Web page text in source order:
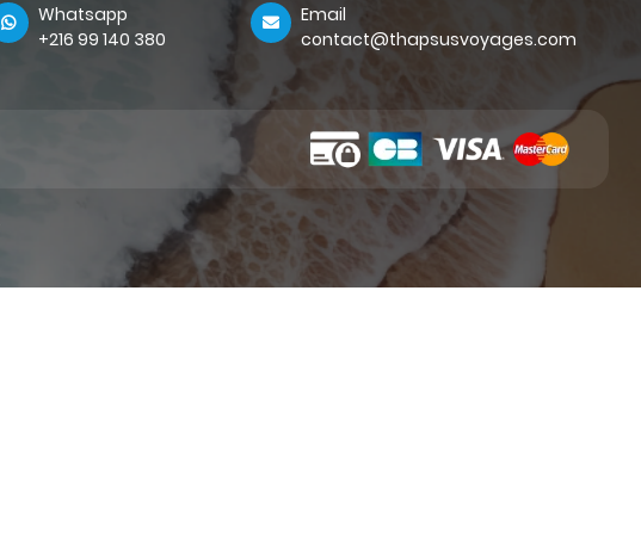
Whatsapp
+216 99 140 380
Email
contact@thapsusvoyages.com